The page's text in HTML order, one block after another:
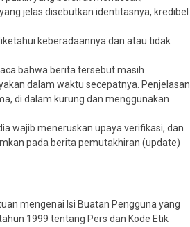
jelas disebutkan identitasnya, kredibel
keberadaannya dan atau tidak
bahwa berita tersebut masih
dalam waktu secepatnya. Penjelasan
di dalam kurung dan menggunakan
wajib meneruskan upaya verifikasi, dan
pada berita pemutakhiran (update)
mengenai Isi Buatan Pengguna yang
1999 tentang Pers dan Kode Etik